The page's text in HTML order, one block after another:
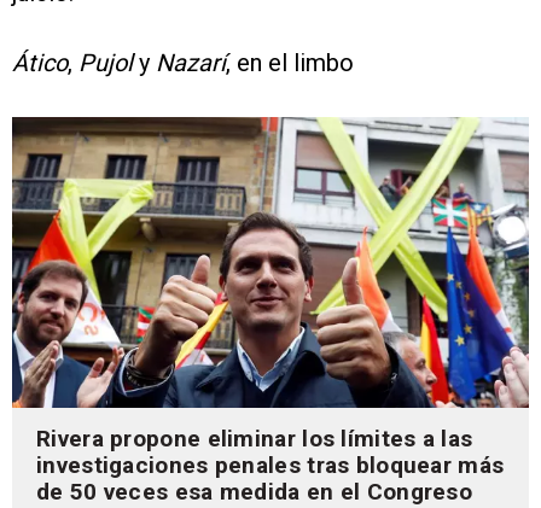
Ático, Pujoly Nazarí, en el limbo
Rivera propone eliminar los límites a las
investigaciones penales tras bloquear más
de 50 veces esa medida en el Congreso